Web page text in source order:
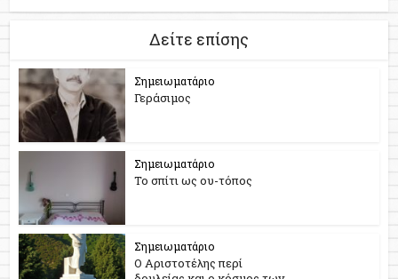
Δείτε επίσης
Σημειωματάριο
Γεράσιμος
Σημειωματάριο
Το σπίτι ως ου-τόπος
Σημειωματάριο
Ο Αριστοτέλης περί